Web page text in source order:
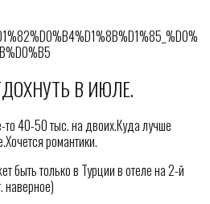
В ИЮЛЕ.
40-50 тыс. на двоих.Куда лучше
романтики.
быть только в Турции в отеле на 2-й
наверное)